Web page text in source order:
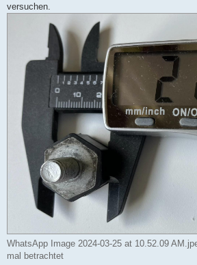
a
versuchen.
WhatsApp Image 2024-03-25 at 10.52.09
mal betrachtet